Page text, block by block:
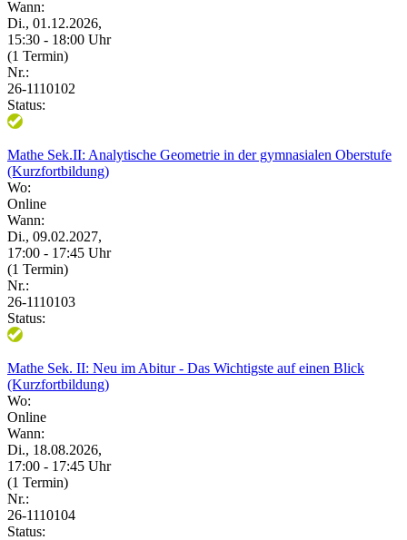
Wann:
Di., 01.12.2026,
15:30 - 18:00 Uhr
(1 Termin)
Nr.:
26-1110102
Status:
Mathe Sek.II: Analytische Geometrie in der gymnasialen Oberstufe
(Kurzfortbildung)
Wo:
Online
Wann:
Di., 09.02.2027,
17:00 - 17:45 Uhr
(1 Termin)
Nr.:
26-1110103
Status:
Mathe Sek. II: Neu im Abitur - Das Wichtigste auf einen Blick
(Kurzfortbildung)
Wo:
Online
Wann:
Di., 18.08.2026,
17:00 - 17:45 Uhr
(1 Termin)
Nr.:
26-1110104
Status: